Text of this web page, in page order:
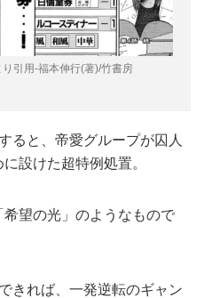
引用-福本伸行(著)/竹書房
ると、帝愛グループが囚人
設けた超特例処置。
望の光」のようなもので
きれば、一発逆転のギャン